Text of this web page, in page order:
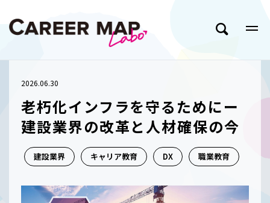
2026.06.30
老朽化インフラを守るためにー
建設業界の改革と人材確保の今
建設業界 キャリア教育 DX 職業教育